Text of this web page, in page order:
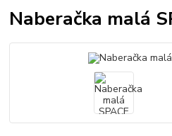
Naberačka malá